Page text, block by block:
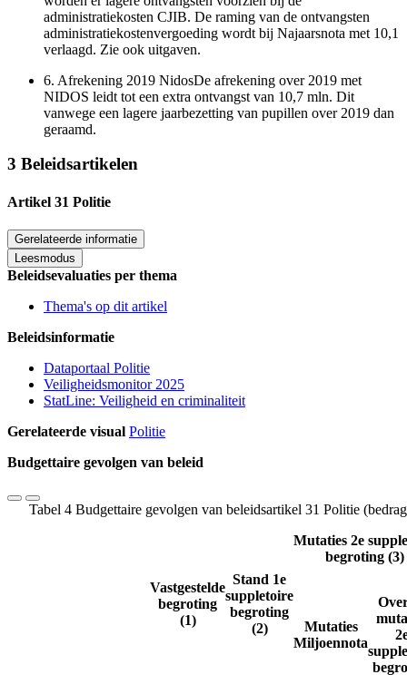
administratiekosten CJIB. De raming van de ontvangsten
administratiekostenvergoeding wordt bij Najaarsnota met 10,1
verlaagd. Zie ook uitgaven.
6. Afrekening 2019 NidosDe afrekening over 2019 met
NIDOS leidt tot een extra ontvangst van 10,7 mln. Dit
vanwege een lagere jaarbezetting van pupillen over 2019 dan
geraamd.
3 Beleidsartikelen
Artikel 31 Politie
Gerelateerde informatie
Leesmodus
Beleidsevaluaties per thema
Thema's op dit artikel
Beleidsinformatie
Dataportaal Politie
Veiligheidsmonitor 2025
StatLine: Veiligheid en criminaliteit
Gerelateerde visual Politie
Budgettaire gevolgen van beleid
Tabel 4 Budgettaire gevolgen van beleidsartikel 31 Politie
Vastgestelde
begroting
(1)
Stand 1e
suppletoire
begroting
(2)
Mutaties 2e
begroting (3)
Mutaties
Miljoennota